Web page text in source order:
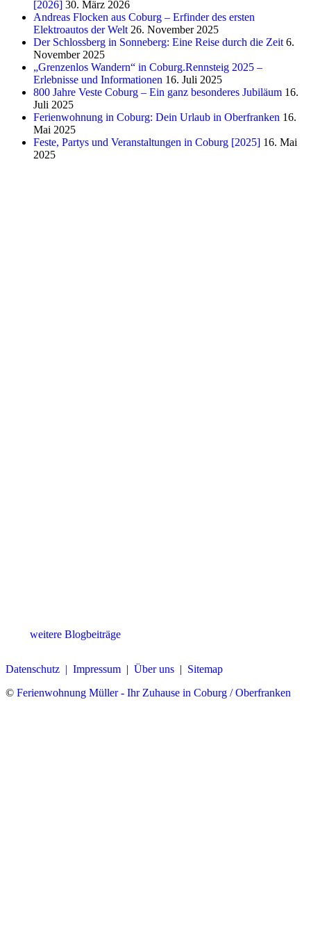
[2026] 30. März 2026
Andreas Flocken aus Coburg – Erfinder des ersten
Elektroautos der Welt 26. November 2025
Der Schlossberg in Sonneberg: Eine Reise durch die Zeit 6.
November 2025
„Grenzenlos Wandern“ in Coburg.Rennsteig 2025 –
Erlebnisse und Informationen 16. Juli 2025
800 Jahre Veste Coburg – Ein ganz besonderes Jubiläum 16.
Juli 2025
Ferienwohnung in Coburg: Dein Urlaub in Oberfranken 16.
Mai 2025
Feste, Partys und Veranstaltungen in Coburg [2025] 16. Mai
2025
weitere Blogbeiträge
Datenschutz | Impressum | Über uns | Sitemap
© Ferienwohnung Müller - Ihr Zuhause in Coburg / Oberfranken